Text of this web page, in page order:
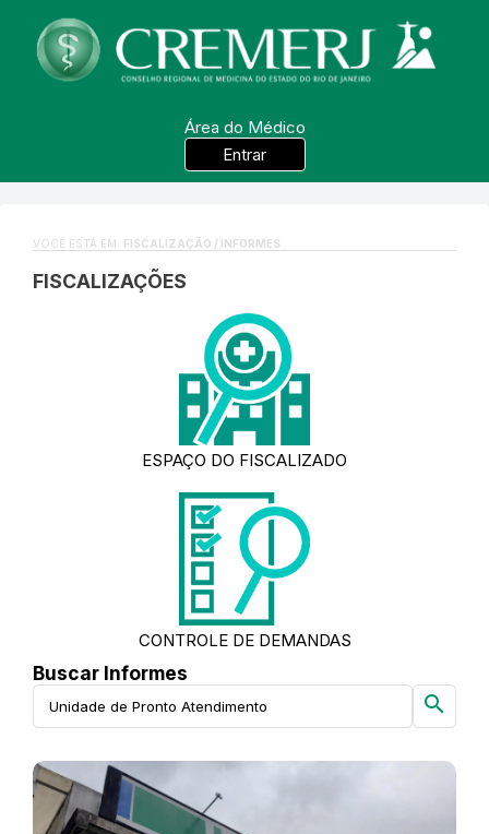
Área do Médico
Entrar
VOCÊ ESTÁ EM: FISCALIZAÇÃO / INFORMES
FISCALIZAÇÕES
ESPAÇO DO FISCALIZADO
CONTROLE DE DEMANDAS
Buscar Informes
search